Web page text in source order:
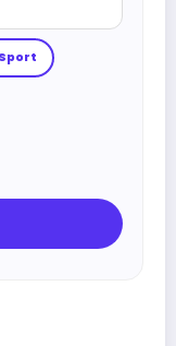
Sport